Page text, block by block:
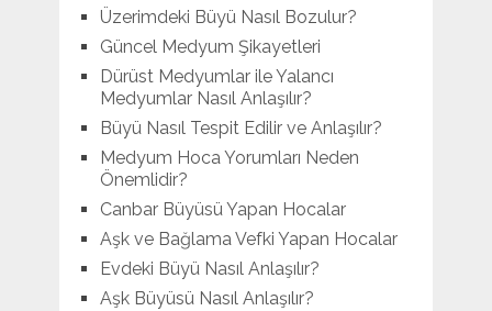
Üzerimdeki Büyü Nasıl Bozulur?
Güncel Medyum Şikayetleri
Dürüst Medyumlar ile Yalancı
Medyumlar Nasıl Anlaşılır?
Büyü Nasıl Tespit Edilir ve Anlaşılır?
Medyum Hoca Yorumları Neden
Önemlidir?
Canbar Büyüsü Yapan Hocalar
Aşk ve Bağlama Vefki Yapan Hocalar
Evdeki Büyü Nasıl Anlaşılır?
Aşk Büyüsü Nasıl Anlaşılır?